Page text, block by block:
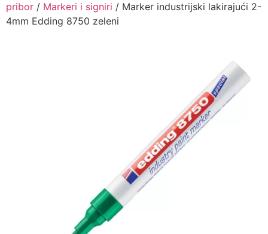
pribor / Markeri i signiri / Marker industrijski lakirajući 2-
4mm Edding 8750 zeleni